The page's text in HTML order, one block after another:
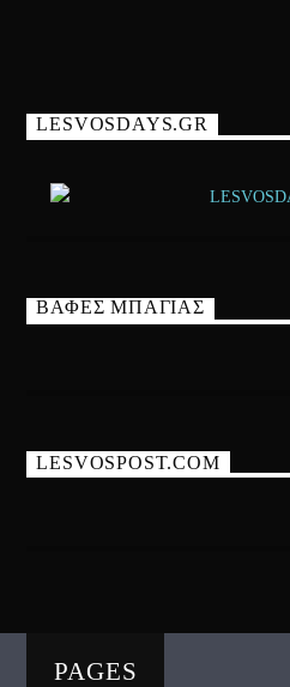
LESVOSDAYS.GR
ΒΑΦΕΣ ΜΠΑΓΙΑΣ
LESVOSPOST.COM
PAGES